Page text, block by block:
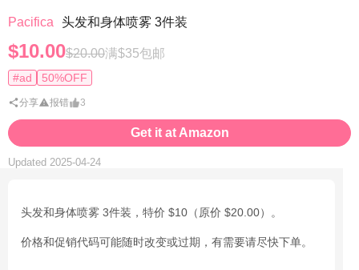
Pacifica 头发和身体喷雾 3件装
$10.00$20.00满$35包邮
#ad 50%OFF
分享 报错 3
Get it at Amazon
Updated 2025-04-24
头发和身体喷雾 3件装，特价 $10（原价 $20.00）。
价格和促销代码可能随时改变或过期，有需要请尽快下单。